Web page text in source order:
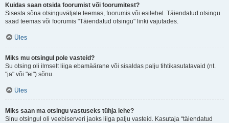
Kuidas saan otsida foorumist või foorumitest?
Sisesta sõna otsinguväljale teemas, foorumis või esilehel. Täiendatud otsingu
saad teemas või foorumis "Täiendatud otsingu" linki vajutades.
Üles
Miks mu otsingul pole vasteid?
Su otsing oli ilmselt liiga ebamäärane või sisaldas palju tihtikasutatavaid (nt.
"ja" või "ei") sõnu.
Üles
Miks saan ma otsingu vastuseks tühja lehe?
Sinu otsingul oli veebiserveri jaoks liiga palju vasteid. Kasutaja “täiendatud